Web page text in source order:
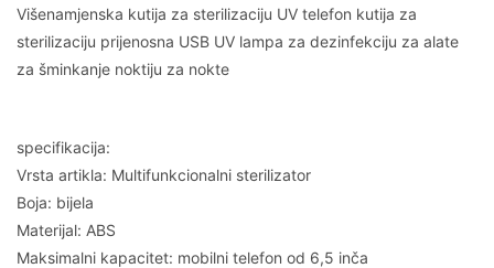
Višenamjenska kutija za sterilizaciju UV telefon kutija za
sterilizaciju prijenosna USB UV lampa za dezinfekciju za alate
za šminkanje noktiju za nokte
specifikacija:
Vrsta artikla: Multifunkcionalni sterilizator
Boja: bijela
Materijal: ABS
Maksimalni kapacitet: mobilni telefon od 6,5 inča